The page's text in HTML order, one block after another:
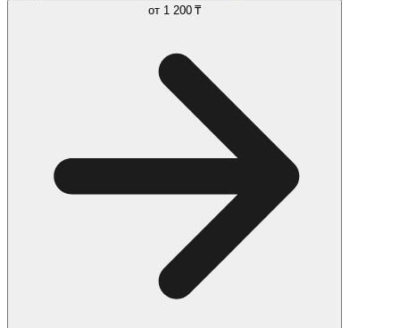
от 1 200 ₸